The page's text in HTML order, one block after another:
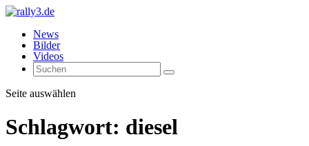
News
Bilder
Videos
Seite auswählen
Schlagwort: diesel